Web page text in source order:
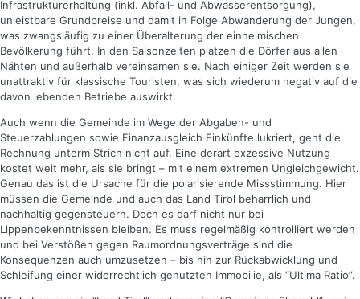
Infrastrukturerhaltung (inkl. Abfall- und Abwasserentsorgung),
unleistbare Grundpreise und damit in Folge Abwanderung der Jungen,
was zwangsläufig zu einer Überalterung der einheimischen
Bevölkerung führt. In den Saisonzeiten platzen die Dörfer aus allen
Nähten und außerhalb vereinsamen sie. Nach einiger Zeit werden sie
unattraktiv für klassische Touristen, was sich wiederum negativ auf die
davon lebenden Betriebe auswirkt.
Auch wenn die Gemeinde im Wege der Abgaben- und
Steuerzahlungen sowie Finanzausgleich Einkünfte lukriert, geht die
Rechnung unterm Strich nicht auf. Eine derart exzessive Nutzung
kostet weit mehr, als sie bringt – mit einem extremen Ungleichgewicht.
Genau das ist die Ursache für die polarisierende Missstimmung. Hier
müssen die Gemeinde und auch das Land Tirol beharrlich und
nachhaltig gegensteuern. Doch es darf nicht nur bei
Lippenbekenntnissen bleiben. Es muss regelmäßig kontrolliert werden
und bei Verstößen gegen Raumordnungsverträge sind die
Konsequenzen auch umzusetzen – bis hin zur Rückabwicklung und
Schleifung einer widerrechtlich genutzten Immobilie, als “Ultima Ratio”.